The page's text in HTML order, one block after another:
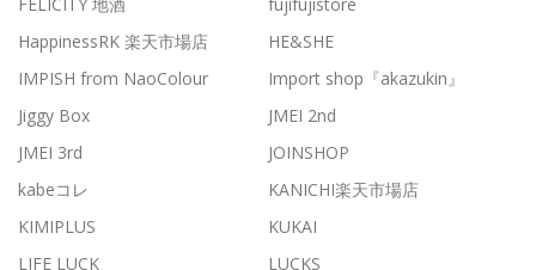
HappinessRK 楽天市場店
HE&SHE
IMPISH from NaoColour
Import shop『akazukin』
Jiggy Box
JMEI 2nd
JMEI 3rd
JOINSHOP
kabeコレ
KANICHI楽天市場店
KIMIPLUS
KUKAI
LIFE LUCK
LUCKS